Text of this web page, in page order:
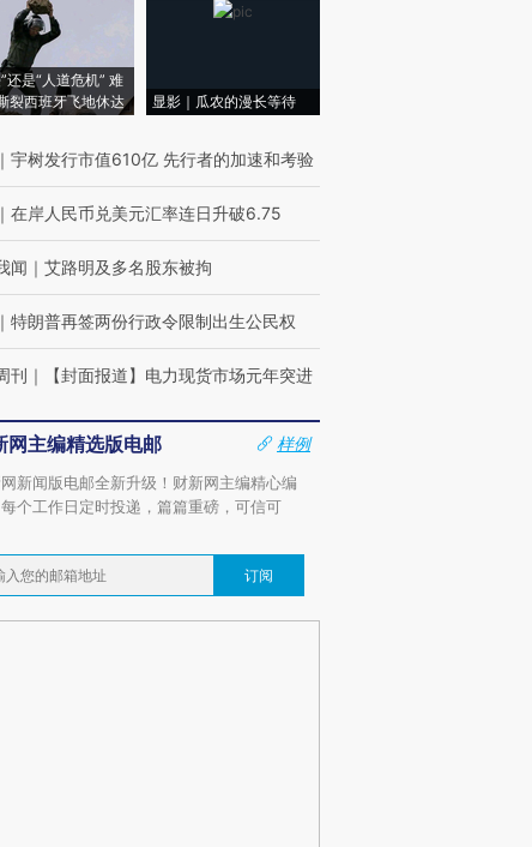
还是“人道危机” 难
裂西班牙飞地休达
显影｜瓜农的漫长等待
｜ 宇树发行市值610亿 先行者的加速和考验
｜ 在岸人民币兑美元汇率连日升破6.75
闻 ｜ 艾路明及多名股东被拘
｜ 特朗普再签两份行政令限制出生公民权
刊 ｜ 【封面报道】电力现货市场元年突进
网主编精选版电邮
样例
新闻版电邮全新升级！财新网主编精心编
个工作日定时投递，篇篇重磅，可信可
订阅